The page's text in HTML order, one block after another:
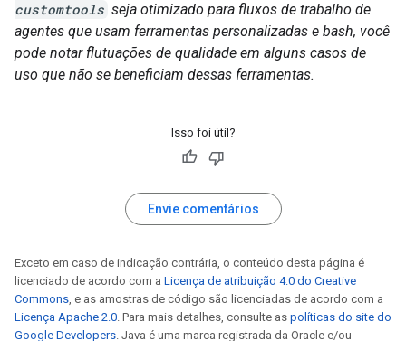
customtools seja otimizado para fluxos de trabalho de
agentes que usam ferramentas personalizadas e bash, você
pode notar flutuações de qualidade em alguns casos de
uso que não se beneficiam dessas ferramentas.
Isso foi útil?
Envie comentários
Exceto em caso de indicação contrária, o conteúdo desta página é
licenciado de acordo com a Licença de atribuição 4.0 do Creative
Commons, e as amostras de código são licenciadas de acordo com a
Licença Apache 2.0. Para mais detalhes, consulte as políticas do site do
Google Developers. Java é uma marca registrada da Oracle e/ou